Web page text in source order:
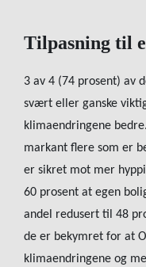
Tilpasning til
3 av 4 (74 prosent) av
svært eller ganske
klimaendringene
markant flere som er
er sikret mot mer
60 prosent at egen
andel redusert til 48
de er bekymret for at
klimaendringene og